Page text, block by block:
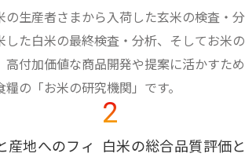
の生産者さまから入荷した玄米の検査・分
した白米の最終検査・分析、そしてお米の
高付加価値な商品開発や提案に活かすため
の「お米の研究機関」です。
産地へのフィ
2
白米の総合品質評価